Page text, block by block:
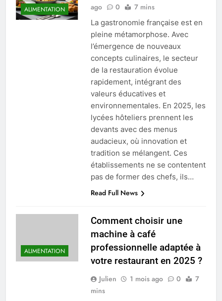
ALIMENTATION
ago
0 7 mins
La gastronomie française est en
pleine métamorphose. Avec
l’émergence de nouveaux
concepts culinaires, le secteur
de la restauration évolue
rapidement, intégrant des
valeurs éducatives et
environnementales. En 2025, les
lycées hôteliers prennent les
devants avec des menus
audacieux, où innovation et
tradition se mélangent. Ces
établissements ne se contentent
pas de former des chefs, ils…
Read Full News
ALIMENTATION
Comment choisir une
machine à café
professionnelle adaptée à
votre restaurant en 2025 ?
Julien 1 mois ago 0
7
mins